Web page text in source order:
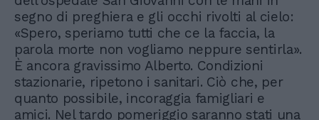
segno di preghiera e gli occhi rivolti al cielo:
«Spero, speriamo tutti che ce la faccia, la
parola morte non vogliamo neppure sentirla».
È ancora gravissimo Alberto. Condizioni
stazionarie, ripetono i sanitari. Ciò che, per
quanto possibile, incoraggia famigliari e
amici. Nel tardo pomeriggio saranno stati una